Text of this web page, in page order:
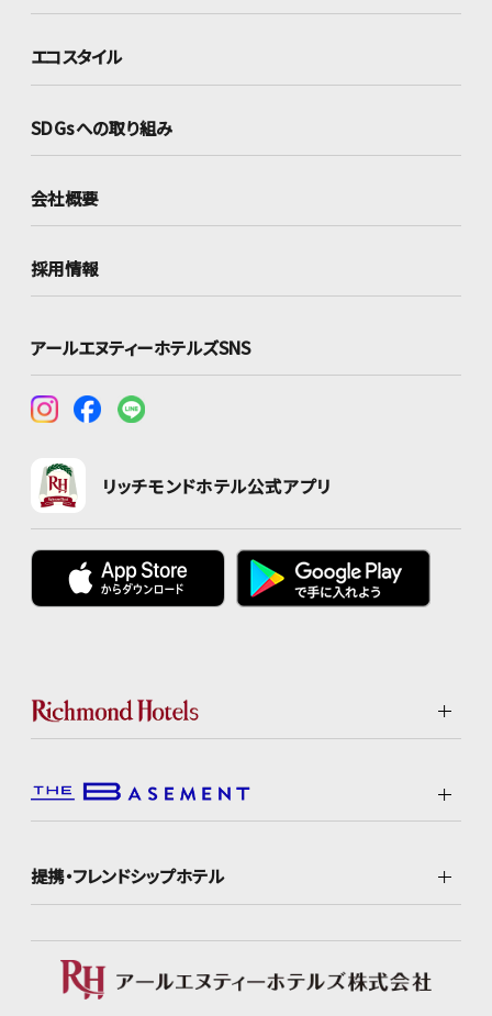
エコスタイル
SDGsへの取り組み
会社概要
採用情報
アールエヌティーホテルズSNS
リッチモンドホテル公式アプリ
提携・フレンドシップホテル